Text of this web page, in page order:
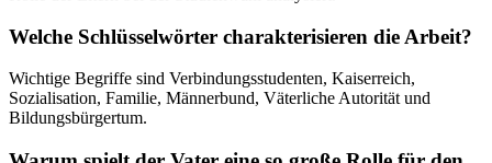
Welche Schlüsselwörter charakterisieren die Arbeit?
Wichtige Begriffe sind Verbindungsstudenten, Kaiserreich,
Sozialisation, Familie, Männerbund, Väterliche Autorität und
Bildungsbürgertum.